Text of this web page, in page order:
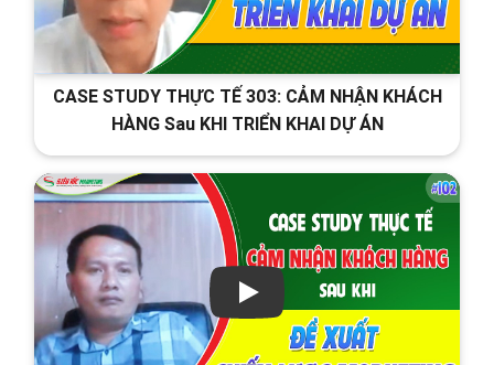
CASE STUDY THỰC TẾ 303: CẢM NHẬN KHÁCH
HÀNG Sau KHI TRIỂN KHAI DỰ ÁN